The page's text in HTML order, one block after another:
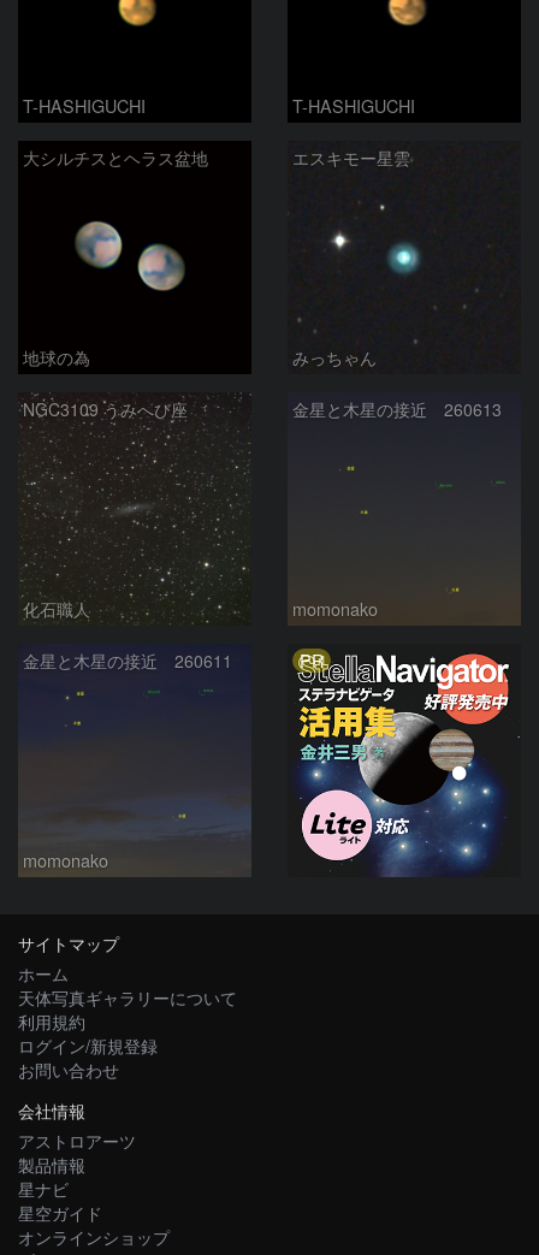
T-HASHIGUCHI T-HASHIGUCHI
大シルチスとヘラス盆地
地球の為
エスキモー星雲
みっちゃん
NGC3109 うみへび座
化石職人
金星と木星の接近 260613
momonako
金星と木星の接近 260611
momonako
PR
サイトマップ
ホーム
天体写真ギャラリーについて
利用規約
ログイン/新規登録
お問い合わせ
会社情報
アストロアーツ
製品情報
星ナビ
星空ガイド
オンラインショップ